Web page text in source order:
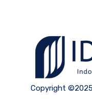
Copyright ©2025